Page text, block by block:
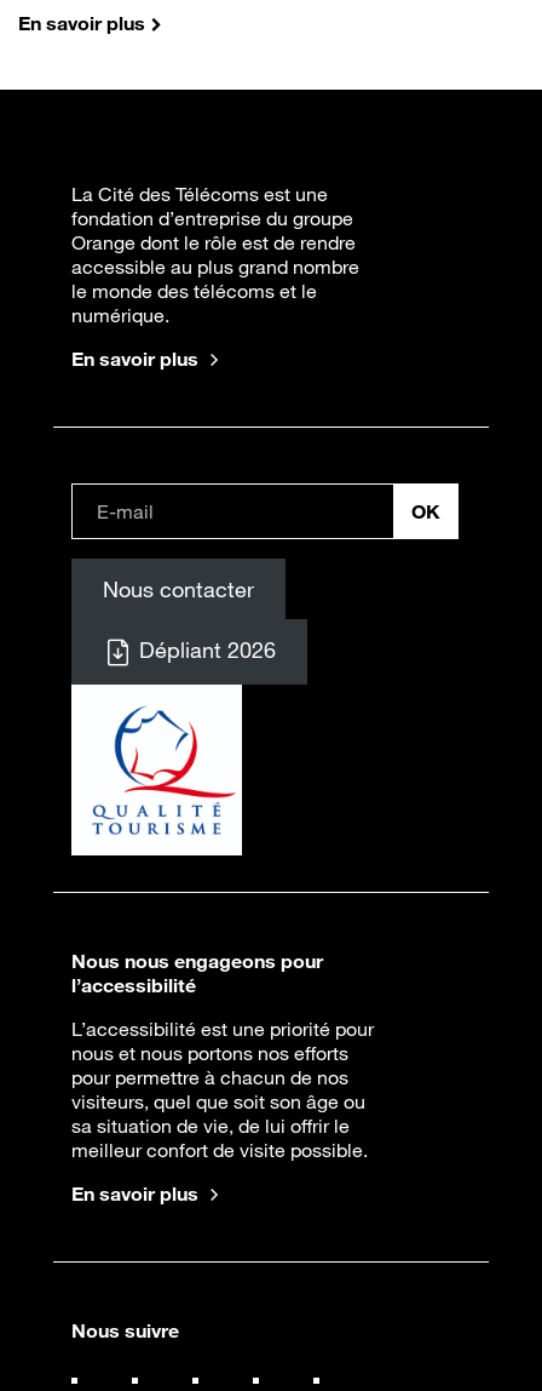
En savoir plus
La Cité des Télécoms est une
fondation d’entreprise du groupe
Orange dont le rôle est de rendre
accessible au plus grand nombre
le monde des télécoms et le
numérique.
En savoir plus
Nous contacter
Dépliant 2026
Nous nous engageons pour
l’accessibilité
L’accessibilité est une priorité pour
nous et nous portons nos efforts
pour permettre à chacun de nos
visiteurs, quel que soit son âge ou
sa situation de vie, de lui offrir le
meilleur confort de visite possible.
En savoir plus
Nous suivre